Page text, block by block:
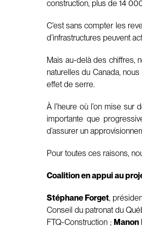
construction, plus de 14
C’est sans compter les
d’infrastructures peuvent
Mais au-delà des chiffres,
naturelles du Canada,
effet de serre.
À l’heure où l’on mise
importante que
d’assurer un
Pour toutes ces raisons,
Coalition en appui au
Stéphane Forget,
Conseil du patronat du
FTQ-Construction ; Manon